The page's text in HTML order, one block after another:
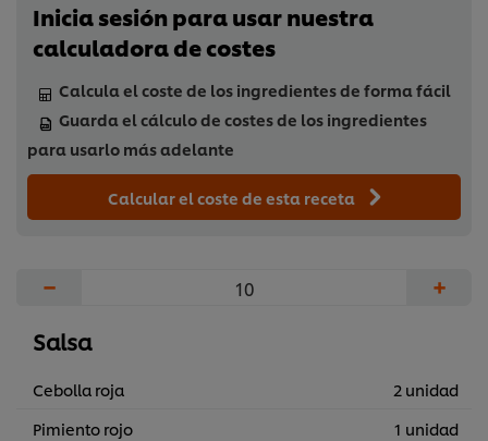
Inicia sesión para usar nuestra
calculadora de costes
Calcula el coste de los ingredientes de forma fácil
Guarda el cálculo de costes de los ingredientes
para usarlo más adelante
Calcular el coste de esta receta
− +
Salsa
Cebolla roja
2 unidad
Pimiento rojo
1 unidad